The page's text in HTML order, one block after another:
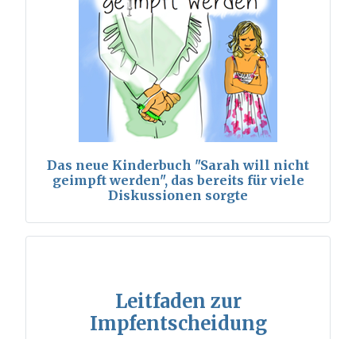
Das neue Kinderbuch "Sarah will nicht
geimpft werden", das bereits für viele
Diskussionen sorgte
Leitfaden zur
Impfentscheidung